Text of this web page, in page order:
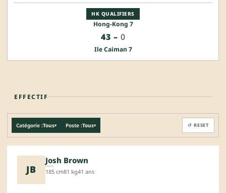
HK QUALIFIERS
Hong-Kong 7
43 – 0
Ile Caiman 7
EFFECTIF
Catégorie :Tous▾ Poste :Tous▾ ↺ RESET
JB
Josh Brown
185 cm81 kg41 ans